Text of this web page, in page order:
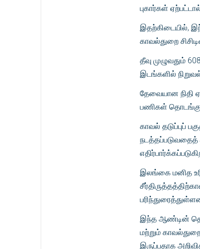
புகார்கள்
இதற்கிடையில்,
காவல்துறை
தீவு முழுவதும்
இடங்களில்
தேவையான நிதி
பணிகள்
காவல் தடுப்புப்
நடத்தப்படுவதைத்
இலங்கை மனித
இந்த ஆண்டின்
மற்றும்
இருப்பதாக